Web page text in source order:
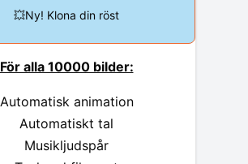
💥Ny! Klona din röst
För alla 10000 bilder:
Automatisk animation
Automatiskt tal
Musikljudspår